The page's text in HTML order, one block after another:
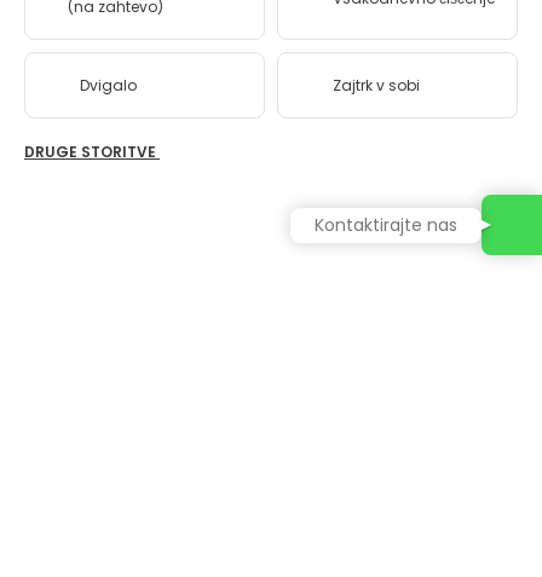
(na zahtevo)
Dvigalo Zajtrk v sobi
DRUGE STORITVE
Kontaktirajte nas